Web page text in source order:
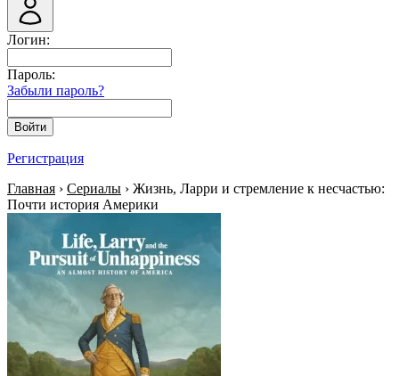
Логин:
Пароль:
Забыли пароль?
Войти
Регистрация
Главная › Сериалы › Жизнь, Ларри и стремление к несчастью:
Почти история Америки